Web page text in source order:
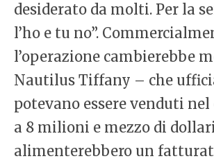
desiderato da molti. Per la
l’ho e tu no”.
l’operazione cambierebbe
Nautilus Tiffany – che
potevano essere venduti nel
a 8 milioni e mezzo di
alimenterebbero un